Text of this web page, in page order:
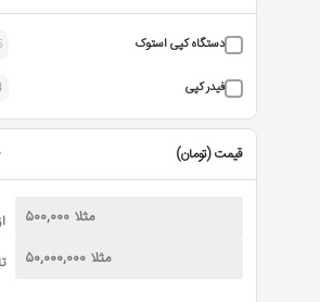
دستگاه کپی استوک
فیدر کپی
قیمت (تومان)
تا